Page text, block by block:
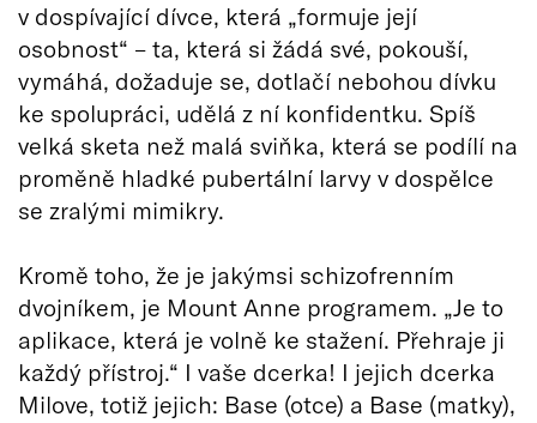
v dospívající dívce, která „formuje její
osobnost“ – ta, která si žádá své, pokouší,
vymáhá, dožaduje se, dotlačí nebohou dívku
ke spolupráci, udělá z ní konfidentku. Spíš
velká sketa než malá sviňka, která se podílí na
proměně hladké pubertální larvy v dospělce
se zralými mimikry.
Kromě toho, že je jakýmsi schizofrenním
dvojníkem, je Mount Anne programem. „Je to
aplikace, která je volně ke stažení. Přehraje ji
každý přístroj.“ I vaše dcerka! I jejich dcerka
Milove, totiž jejich: Base (otce) a Base (matky),